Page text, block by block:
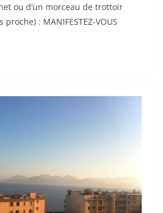
ou d’un morceau de trottoir
: MANIFESTEZ-VOUS